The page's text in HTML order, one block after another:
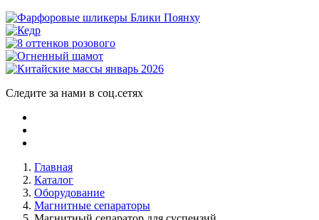
Следите за нами в соц.сетях
Главная
Каталог
Оборудование
Магнитные сепараторы